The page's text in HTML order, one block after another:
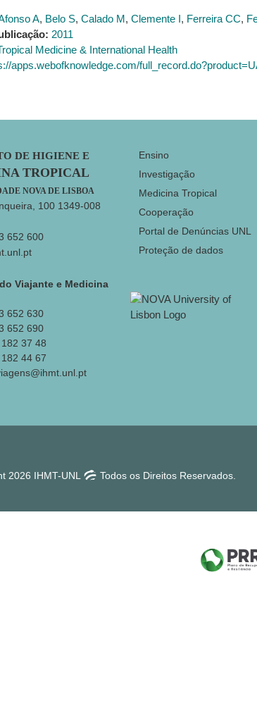
A, Belo S, Calado M, Clemente I, Ferreira CC,
2011
Medicine & International Health
apps.webofknowledge.com/
DE HIGIENE E
TROPICAL
NOVA DE LISBOA
100 1349-008
652 600
Viajante e Medicina
652 630
652 690
37 48
44 67
Ensino
Investigação
Medicina Tropical
Cooperação
Portal de Denúncias UNL
Proteção de dados
2026 IHMT-UNL Todos os Direitos Reservados.